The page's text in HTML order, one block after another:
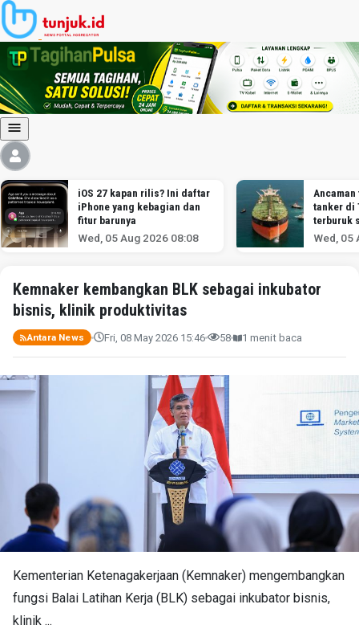
iOS 27 kapan rilis? Ini daftar
iPhone yang kebagian dan
fitur barunya
Wed, 05 Aug 2026 08:08
tanker di
terburuk
melawan
menurut
Wed, 05
Kemnaker kembangkan BLK sebagai inkubator
bisnis, klinik produktivitas
Antara News Fri, 08 May 2026 15:46 58 1 menit baca
Kementerian Ketenagakerjaan (Kemnaker) mengembangkan
fungsi Balai Latihan Kerja (BLK) sebagai inkubator bisnis,
klinik ...